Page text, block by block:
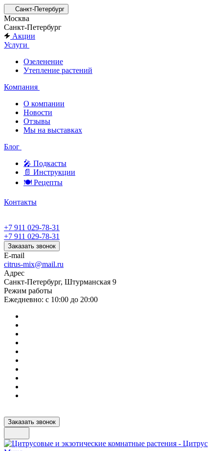
Санкт-Петербург
Москва
Санкт-Петербург
Акции
Услуги
Озеленение
Утепление растений
Компания
О компании
Новости
Отзывы
Мы на выставках
Блог
🎤︎︎ Подкасты
📄 Инструкции
🍽 Рецепты
Контакты
+7 911 029-78-31
+7 911 029-78-31
Заказать звонок
E-mail
citrus-mix@mail.ru
Адрес
Санкт-Петербург, Штурманская 9
Режим работы
Ежедневно: с 10:00 до 20:00
Заказать звонок